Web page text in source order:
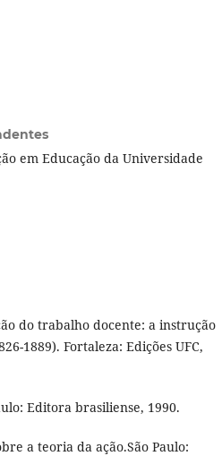
em Educação da Universidade
do trabalho docente: a instrução
1889). Fortaleza: Edições UFC,
Editora brasiliense, 1990.
a teoria da ação.São Paulo: